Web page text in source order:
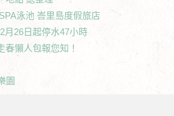
泳池 峇里島度假旅店
月26日起停水47小時
春懶人包報您知！
園